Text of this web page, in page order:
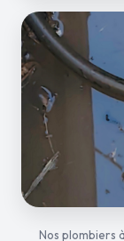
Nos plombiers